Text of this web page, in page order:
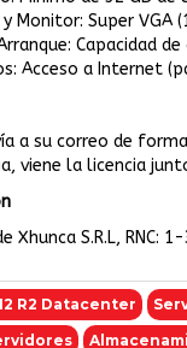
Monitor: Super VGA
Capacidad
Acceso a Internet
a su correo de
viene la licencia
Xhunca S.R.L,
R2 Datacenter